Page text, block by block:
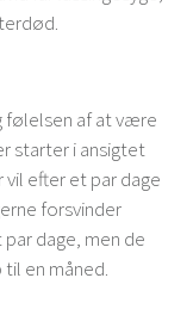
følelsen af at være
starter i ansigtet
efter et par dage
forsvinder
dage, men de
en måned.